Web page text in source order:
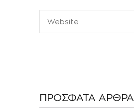
ΠΡΌΣΦΑΤΑ ΆΡΘΡΑ